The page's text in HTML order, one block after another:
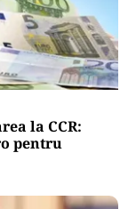
la CCR:
pentru